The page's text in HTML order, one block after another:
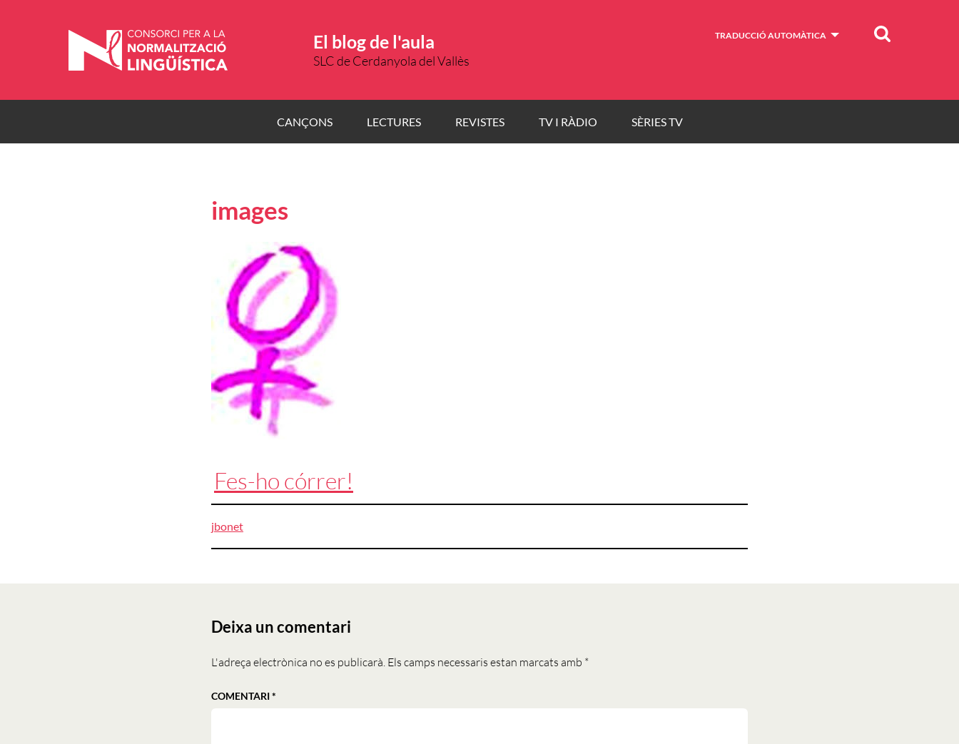
El blog de l'aula
SLC de Cerdanyola del Vallès
TRADUCCIÓ AUTOMÀTICA Cercar
CANÇONS LECTURES REVISTES TV I RÀDIO SÈRIES TV
images
Fes-ho córrer!
jbonet
Deixa un comentari
L'adreça electrònica no es publicarà. Els camps necessaris estan marcats amb *
COMENTARI*